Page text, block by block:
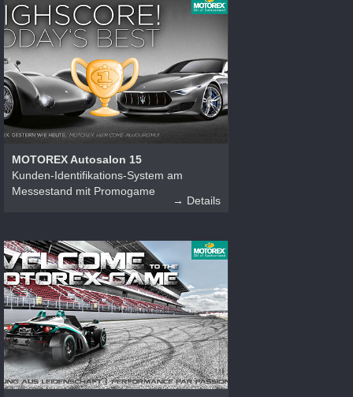
MOTOREX Autosalon 15
Kunden-Identifikations-System am
Messestand mit Promogame
→ Details